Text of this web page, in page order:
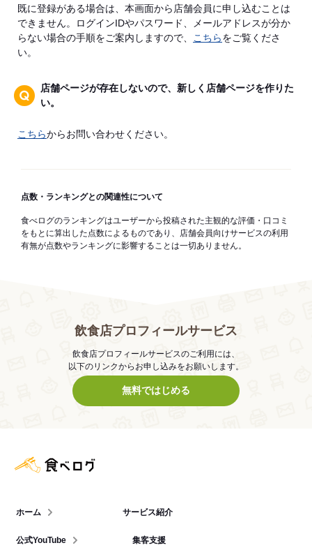
既に登録がある場合は、本画面から店舗会員に申し込むことは
できません。ログインIDやパスワード、メールアドレスが分か
らない場合の手順をご案内しますので、
こちらをご覧くださ
い。
店舗ページが存在しないので、新しく店舗ページを作りた
い。
こちらからお問い合わせください。
点数・ランキングとの関連性について
食べログのランキングはユーザーから投稿された主観的な評価・口コミ
をもとに算出した点数によるものであり、店舗会員向けサービスの利用
有無が点数やランキングに影響することは一切ありません。
飲食店プロフィールサービス
飲食店プロフィールサービスのご利用には、
以下のリンクからお申し込みをお願いします。
無料ではじめる
ホーム
公式YouTube
サービス紹介
集客支援